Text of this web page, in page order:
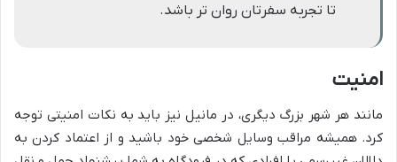
تا تجربه سفرتان روان تر باشد.
امنیت
مانند هر شهر بزرگ دیگری، در مانیل نیز باید به نکات امنیتی توجه
کرد. همیشه مراقب وسایل شخصی خود باشید و از اعتماد کردن به